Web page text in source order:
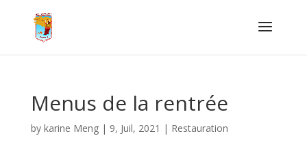
Menus de la rentrée
by karine Meng| 9, Juil, 2021 | Restauration